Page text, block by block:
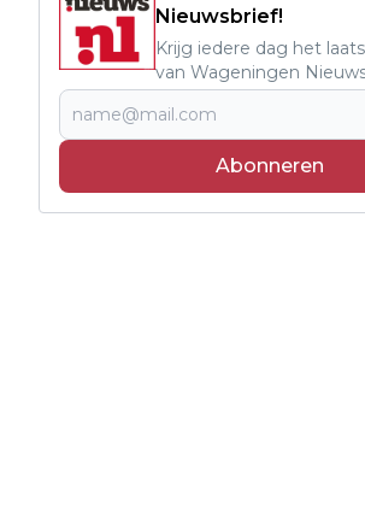
Nieuwsbrief!
Krijg iedere dag het
van Wageningen
Abonneren